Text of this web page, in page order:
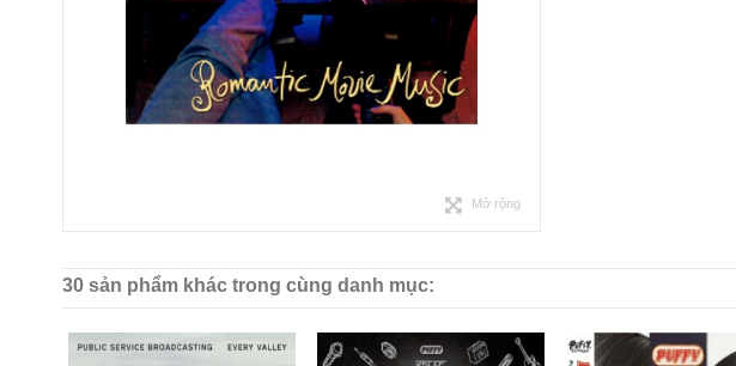
Mở rộng
30 sản phẩm khác trong cùng danh mục: